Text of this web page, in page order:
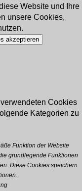
Website und Ihre
unsere Cookies,
akzeptieren
Cookies
Kategorien zu
Funktion der Website
grundlegende Funktionen
Diese Cookies speichern